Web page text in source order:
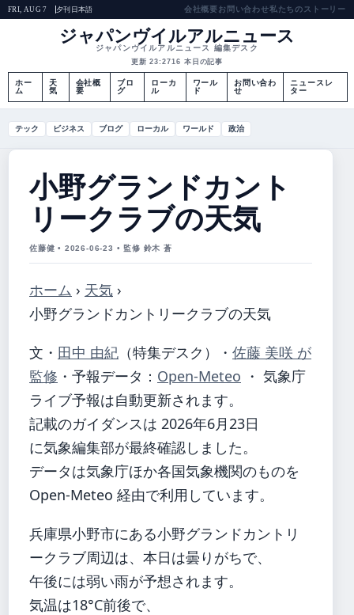
FRI, AUG 7 夕刊 日本語 会社概要お問い合わせ私たちのストーリー
ジャパンヴイルアルニュース
ジャパンヴイルアルニュース 編集デスク
更新 23:2716 本日の記事
ホー
ム
天
気
会社概
要
ブロ
グ
ローカ
ル
ワール
ド
お問い合わ
せ
ニュースレ
ター
テック ビジネス ブログ ローカル ワールド 政治
小野グランドカント
リークラブの天気
佐藤健 • 2026-06-23 • 監修 鈴木 蒼
ホーム › 天気 ›
小野グランドカントリークラブの天気
文・ 田中 由紀 （特集デスク） ・ 佐藤 美咲 が
監修 ・ 予報データ： Open-Meteo ・ 気象庁
ライブ予報は自動更新されます。
記載のガイダンスは 2026年6月23日
に気象編集部が最終確認しました。
データは気象庁ほか各国気象機関のものを
Open-Meteo 経由で利用しています。
兵庫県小野市にある小野グランドカントリ
ークラブ周辺は、本日は曇りがちで、
午後には弱い雨が予想されます。
気温は18°C前後で、